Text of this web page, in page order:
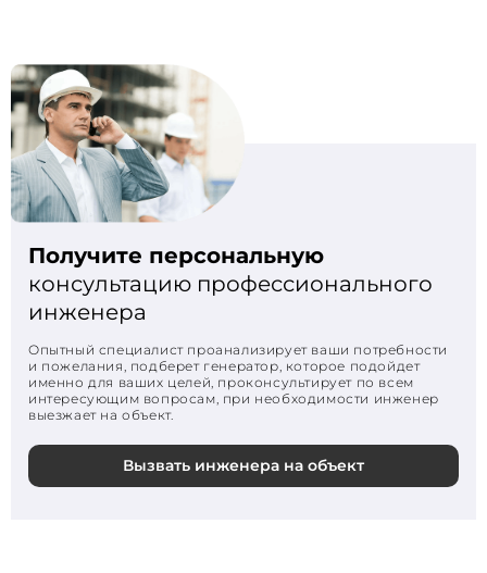
Получите персональную
консультацию профессионального
инженера
Опытный специалист проанализирует ваши потребности
и пожелания, подберет генератор, которое подойдет
именно для ваших целей, проконсультирует по всем
интересующим вопросам, при необходимости инженер
выезжает на объект.
Вызвать инженера на объект